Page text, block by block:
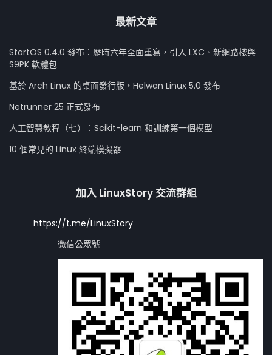
最新文章
StartOS 0.4.0 發布：歷時六年全面重寫，引入 LXC、新網路棧與
S9PK 軟體包
基於 Arch Linux 的桌面發行版，Helwan Linux 5.0 發布
Netrunner 25 正式發布
人工智慧教程（七）：Scikit-learn 和訓練第一個模型
10 個常見的 Linux 終端模擬器
加入 LinuxStory 交流群組
https://t.me/LinuxStory
微信公眾號